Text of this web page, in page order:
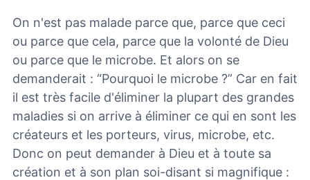
On n'est pas malade parce que, parce que ceci
ou parce que cela, parce que la volonté de Dieu
ou parce que le microbe. Et alors on se
demanderait : “Pourquoi le microbe ?” Car en fait
il est très facile d'éliminer la plupart des grandes
maladies si on arrive à éliminer ce qui en sont les
créateurs et les porteurs, virus, microbe, etc.
Donc on peut demander à Dieu et à toute sa
création et à son plan soi-disant si magnifique :